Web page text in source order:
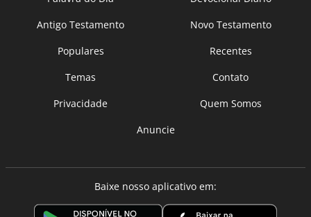
Antigo Testamento
Novo Testamento
Populares
Recentes
Temas
Contato
Privacidade
Quem Somos
Anuncie
Baixe nosso aplicativo em: